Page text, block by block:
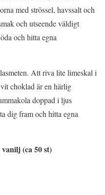
med strössel, havssalt och
och utseende väldigt
och hitta egna
Att riva lite limeskal i
choklad är en härlig
doppad i ljus
dig fram och hitta egna
(ca 50 st)